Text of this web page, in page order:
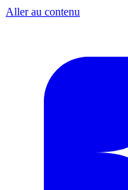
Aller au contenu